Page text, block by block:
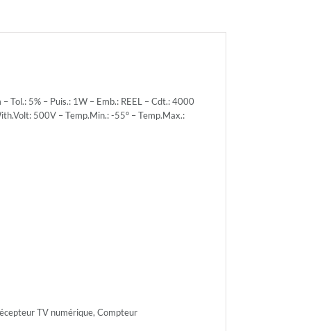
Tol.: 5% – Puis.: 1W – Emb.: REEL – Cdt.: 4000
500V – Temp.Min.: -55° – Temp.Max.:
TV numérique, Compteur